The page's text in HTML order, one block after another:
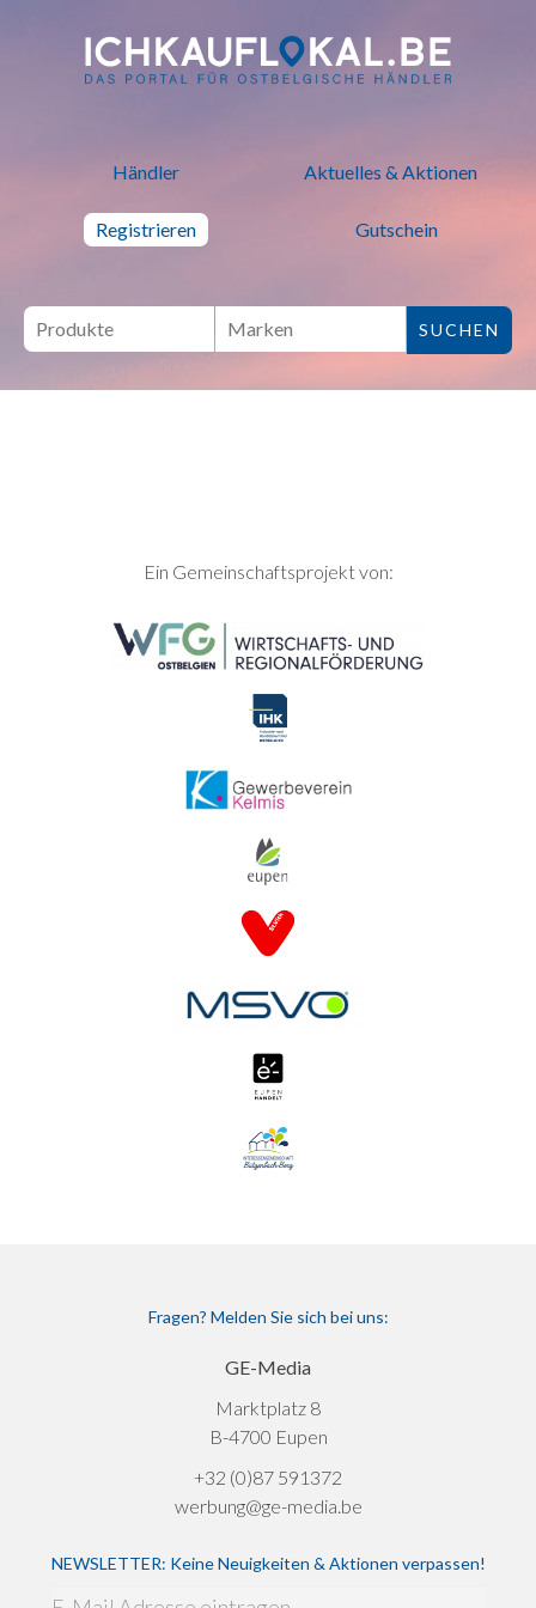
ich kauf lokal - Bei lokalen
Händler Aktuelles & Aktionen
Registrieren Gutschein
SEITENFUSSEin Gemeinschaftsprojekt von:
Fragen? Melden Sie sich bei uns:
GE-Media
Marktplatz 8
B-4700 Eupen
+32 (0)87 591372
werbung@ge-media.be
NEWSLETTER: Keine Neuigkeiten & Aktionen verpassen!